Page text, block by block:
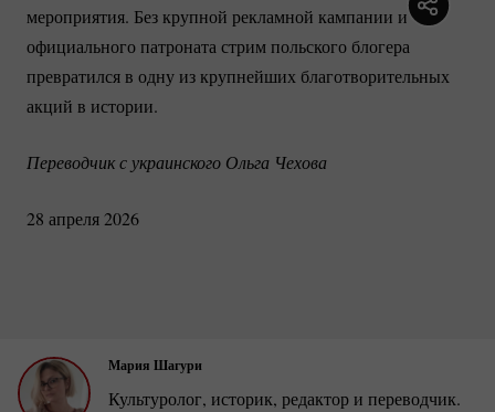
мероприятия. Без крупной рекламной кампании и
официального патроната стрим польского блогера
превратился в одну из крупнейших благотворительных
акций в истории.
Переводчик с украинского Ольга Чехова
28 апреля 2026
Мария Шагури
Культуролог, историк, редактор и переводчик.